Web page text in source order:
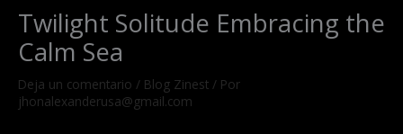
Twilight Solitude Embracing the
Calm Sea
Deja un comentario / Blog Zinest / Por
jhonalexanderusa@gmail.com